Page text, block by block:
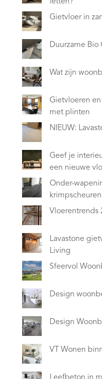
Gietvloer in
Duurzame
Wat zijn
Gietvloeren
met plinten
NIEUW:
Geef je
een nieuwe
Onder-
krimpscheuren
Vloerentrends
Lavastone
Living
Sfeervol
Design
Design
VT Wonen
Leefbeton in